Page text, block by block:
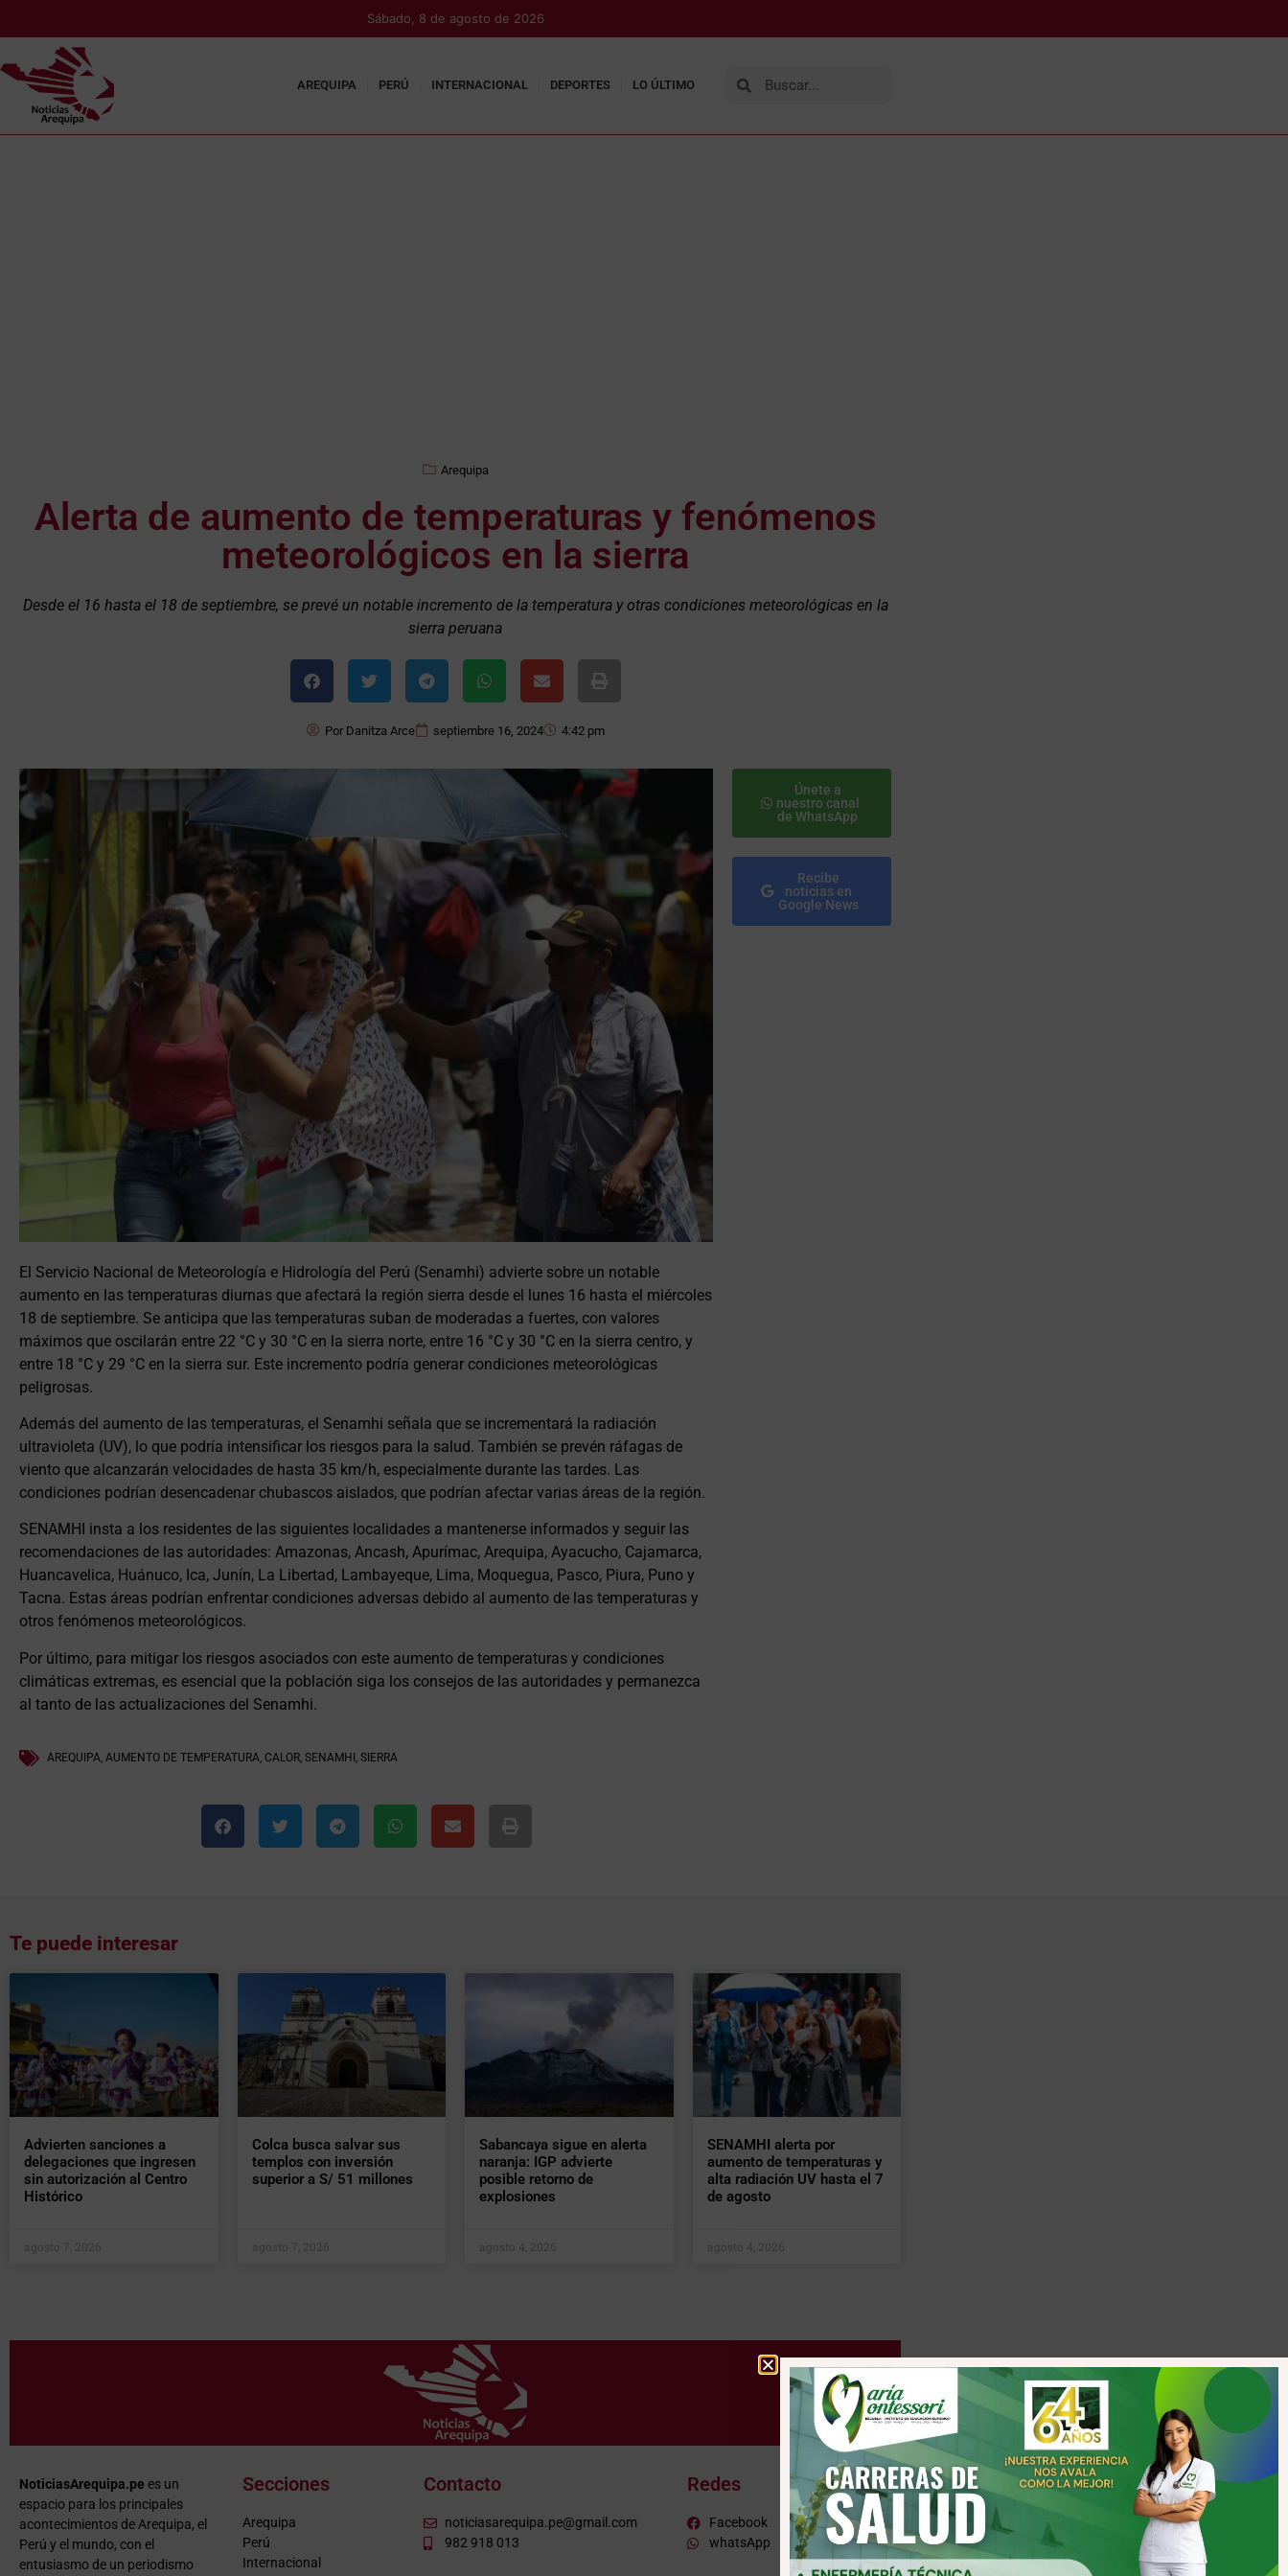
Sábado, 8 de agosto de 2026
AREQUIPA PERÚ INTERNACIONAL DEPORTES LO ÚLTIMO
Arequipa
Alerta de aumento de temperaturas y fenómenos
meteorológicos en la sierra
Desde el 16 hasta el 18 de septiembre, se prevé un notable incremento de la temperatura y otras condiciones meteorológicas en la
sierra peruana
PorDanitza Arce septiembre 16, 2024 4:42 pm
El Servicio Nacional de Meteorología e Hidrología del Perú (Senamhi) advierte sobre un notable
aumento en las temperaturas diurnas que afectará la región sierra desde el lunes 16 hasta el miércoles
18 de septiembre. Se anticipa que las temperaturas suban de moderadas a fuertes, con valores
máximos que oscilarán entre 22 °C y 30 °C en la sierra norte, entre 16 °C y 30 °C en la sierra centro, y
entre 18 °C y 29 °C en la sierra sur. Este incremento podría generar condiciones meteorológicas
peligrosas.
Además del aumento de las temperaturas, el Senamhi señala que se incrementará la radiación
ultravioleta (UV), lo que podría intensificar los riesgos para la salud. También se prevén ráfagas de
viento que alcanzarán velocidades de hasta 35 km/h, especialmente durante las tardes. Las
condiciones podrían desencadenar chubascos aislados, que podrían afectar varias áreas de la región.
SENAMHI insta a los residentes de las siguientes localidades a mantenerse informados y seguir las
recomendaciones de las autoridades: Amazonas, Ancash, Apurímac, Arequipa, Ayacucho, Cajamarca,
Huancavelica, Huánuco, Ica, Junín, La Libertad, Lambayeque, Lima, Moquegua, Pasco, Piura, Puno y
Tacna. Estas áreas podrían enfrentar condiciones adversas debido al aumento de las temperaturas y
otros fenómenos meteorológicos.
Por último, para mitigar los riesgos asociados con este aumento de temperaturas y condiciones
climáticas extremas, es esencial que la población siga los consejos de las autoridades y permanezca
al tanto de las actualizaciones del Senamhi.
AREQUIPA, AUMENTO DE TEMPERATURA, CALOR, SENAMHI , SIERRA
Únete a
nuestro canal
de WhatsApp
Recibe
noticias en
Google News
Te puede interesar
Advierten sanciones a
delegaciones que ingresen
sin autorización al Centro
Histórico
agosto 7, 2026
Colca busca salvar sus
templos con inversión
superior a S/ 51 millones
agosto 7, 2026
Sabancaya sigue en alerta
naranja: IGP advierte
posible retorno de
explosiones
agosto 4, 2026
SENAMHI alerta por
aumento de temperaturas y
alta radiación UV hasta el 7
de agosto
agosto 4, 2026
NoticiasArequipa.pe es un
espacio para los principales
acontecimientos de Arequipa, el
Perú y el mundo, con el
entusiasmo de un periodismo
Secciones
Arequipa
Perú
Internacional
Contacto
noticiasarequipa.pe@gmail.com
982 918 013
Redes
Facebook
whatsApp